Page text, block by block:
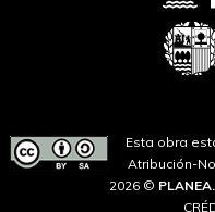
Esta obra
Atribución-
2026 ©